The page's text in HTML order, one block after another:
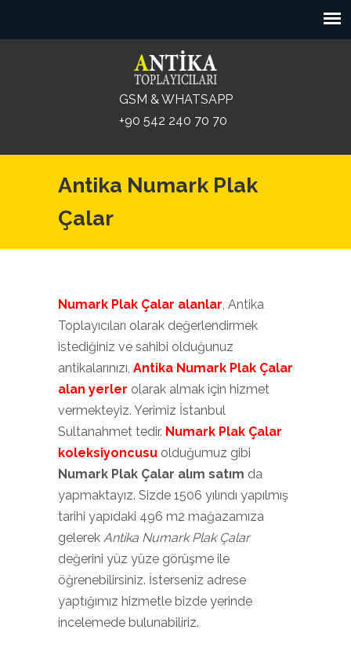
GSM & WHATSAPP
+90 542 240 70 70
Antika Numark Plak
Çalar
Numark Plak Çalar alanlar, Antika
Toplayıcıları olarak değerlendirmek
istediğiniz ve sahibi olduğunuz
antikalarınızı, Antika Numark Plak Çalar
alan yerler olarak almak için hizmet
vermekteyiz. Yerimiz İstanbul
Sultanahmet tedir. Numark Plak Çalar
koleksiyoncusu olduğumuz gibi
Numark Plak Çalar alım satım da
yapmaktayız. Sizde 1506 yılındı yapılmış
tarihi yapıdaki 496 m2 mağazamıza
gelerek Antika Numark Plak Çalar
değerini yüz yüze görüşme ile
öğrenebilirsiniz. İsterseniz adrese
yaptığımız hizmetle bizde yerinde
incelemede bulunabiliriz.